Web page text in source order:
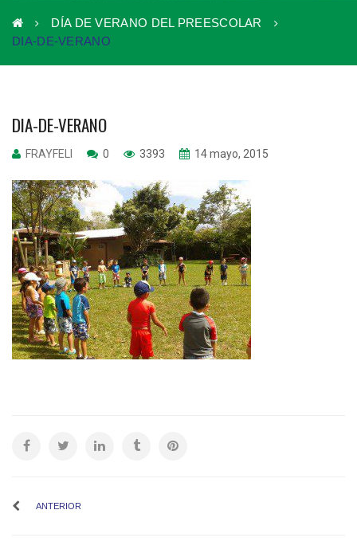
DÍA DE VERANO DEL PREESCOLAR
DIA-DE-VERANO
DIA-DE-VERANO
FRAYFELI 0 3393 14 mayo, 2015
ANTERIOR